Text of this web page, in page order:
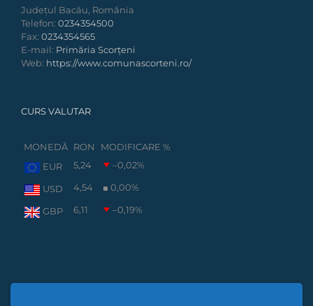
Județul Bacău, România
Telefon: 0234354500
Fax: 0234354565
E-mail: Primăria Scorțeni
Web: https://www.comunascorteni.ro/
CURS VALUTAR
MONEDĂ RON
MODIFICARE %
EUR
5,24 –0,02%
USD 4,54 0,00%
GBP 6,11 –0,19%